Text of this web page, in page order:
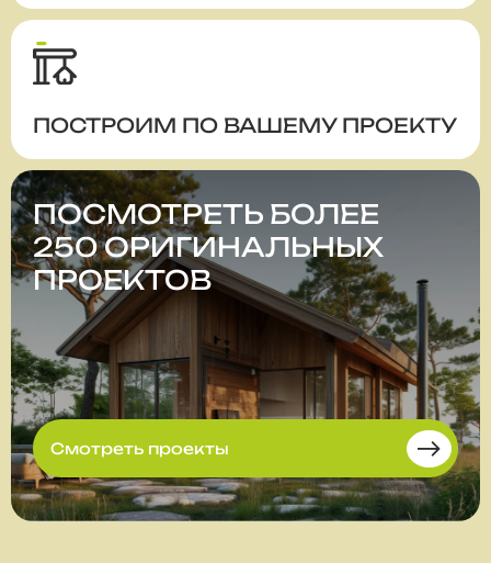
ПОСТРОИМ ПО ВАШЕМУ ПРОЕКТУ
ПОСМОТРЕТЬ БОЛЕЕ
250 ОРИГИНАЛЬНЫХ
ПРОЕКТОВ
Смотреть проекты